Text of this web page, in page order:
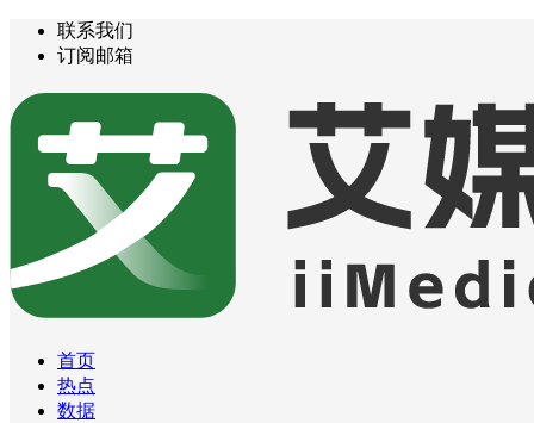
联系我们
订阅邮箱
首页
热点
数据